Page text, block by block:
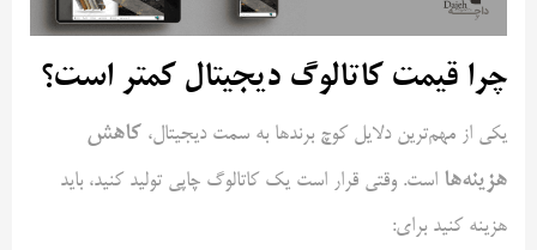
چرا قیمت کاتالوگ دیجیتال کمتر است؟
یکی از مهم‌ترین دلایل کوچ برندها به سمت دیجیتال، کاهش
هزینه‌ها است. وقتی قرار است یک کاتالوگ چاپی تولید کنید، باید
هزینه کنید برای: